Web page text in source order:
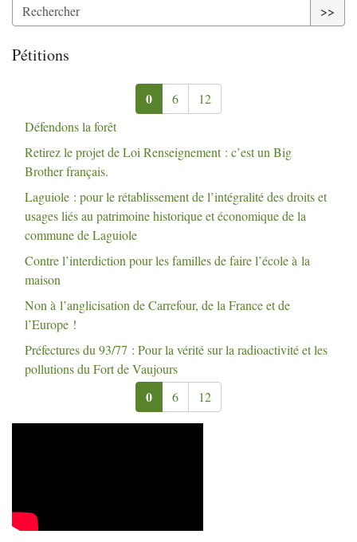
>>
Pétitions
0 6
12
Défendons la forêt
Retirez le projet de Loi Renseignement : c’est un Big
Brother français.
Laguiole : pour le rétablissement de l’intégralité des droits et
usages liés au patrimoine historique et économique de la
commune de Laguiole
Contre l’interdiction pour les familles de faire l’école à la
maison
Non à l’anglicisation de Carrefour, de la France et de
l’Europe !
Préfectures du 93/77 : Pour la vérité sur la radioactivité et les
pollutions du Fort de Vaujours
0 6 12